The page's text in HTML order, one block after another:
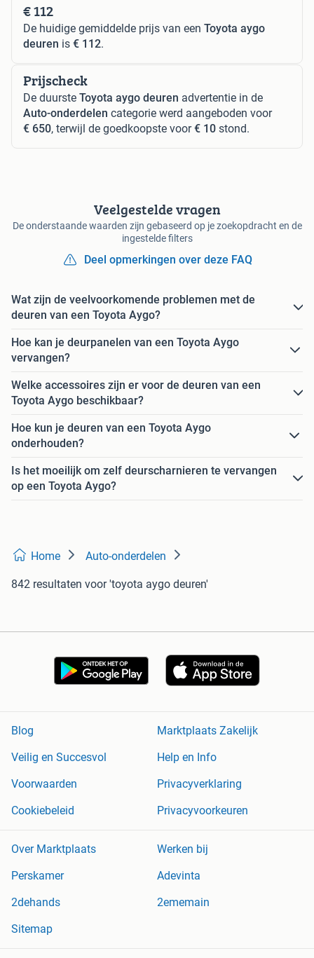
€ 112
De huidige gemiddelde prijs van een Toyota aygo
deuren is € 112.
Prijscheck
De duurste Toyota aygo deuren advertentie in de
Auto-onderdelen categorie werd aangeboden voor
€ 650, terwijl de goedkoopste voor€ 10 stond.
Veelgestelde vragen
De onderstaande waarden zijn gebaseerd op je zoekopdracht en de
ingestelde filters
Deel opmerkingen over deze FAQ
Wat zijn de veelvoorkomende problemen met de
deuren van een Toyota Aygo?
Hoe kan je deurpanelen van een Toyota Aygo
vervangen?
Welke accessoires zijn er voor de deuren van een
Toyota Aygo beschikbaar?
Hoe kun je deuren van een Toyota Aygo
onderhouden?
Is het moeilijk om zelf deurscharnieren te vervangen
op een Toyota Aygo?
Home Auto-onderdelen
842 resultaten voor 'toyota aygo deuren'
Blog
Marktplaats Zakelijk
Veilig en Succesvol
Help en Info
Voorwaarden
Privacyverklaring
Cookiebeleid
Privacyvoorkeuren
Over Marktplaats
Werken bij
Perskamer
Adevinta
2dehands
2ememain
Sitemap